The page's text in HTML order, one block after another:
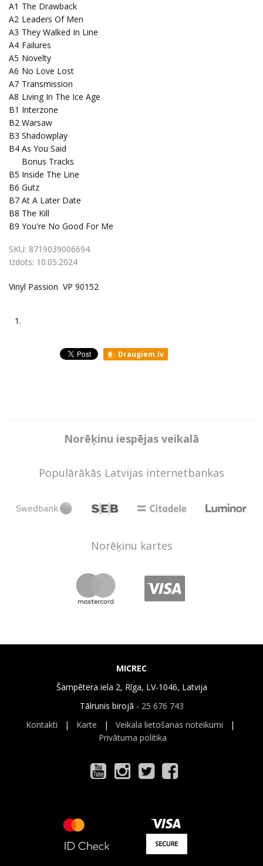
A1 The Drawback
A2 Leaders Of Men
A3 They Walked In Line
A4 Failures
A5 Novelty
A6 No Love Lost
A7 Transmission
A8 Living In The Ice Age
B1 Interzone
B2 Warsaw
B3 Shadowplay
B4 As You Said
Bonus Tracks
B5 Inside The Line
B6 Gutz
B7 At A Later Date
B8 The Kill
B9 You're No Good For Me
SKU: 8719039006694
Izdots: 10.05.2024
Vinyl Passion VP 90152
1.
Draugiem.lv
Norēķinu iespējas veikalā
Populārākās Latvijas internetbankas
Norēķinu kartes
MICREC
Šampētera iela 2, Rīga, LV-1046, Latvija
Tālrunis birojā - 25 676 743
Kontakti | Karte | Veikala lietošanas noteikumi |
Privātuma politika